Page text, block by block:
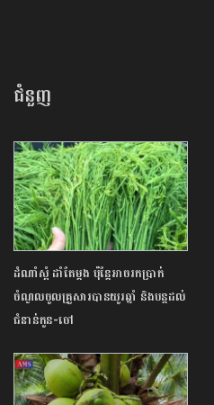
ជំនួញ
ដំណាំស្អំ ដាំតែម្តង ប៉ុន្តែអាចរកប្រាក់
ចំណូលចូលគ្រួសារបានយូរឆ្នាំ និងបន្តដល់
ជំនាន់កូន-ចៅ